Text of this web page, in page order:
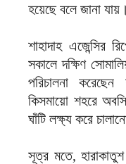
হয়েছে বলে জানা যায়।
শাহাদাহ এজেন্সির
সকালে দক্ষিণ
পরিচালনা করেছেন
কিসমায়ো শহরে
ঘাঁটি লক্ষ্য করে
সূত্র মতে, হারাকাতুশ